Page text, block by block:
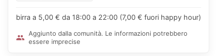
birra a 5,00 € da 18:00 a 22:00 (7,00 € fuori happy hour)
Aggiunto dalla comunità. Le informazioni potrebbero
essere imprecise